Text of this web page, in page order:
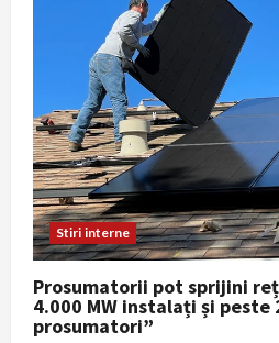
Stiri interne
Prosumatorii pot sprijini
4.000 MW instalați și peste
prosumatori”